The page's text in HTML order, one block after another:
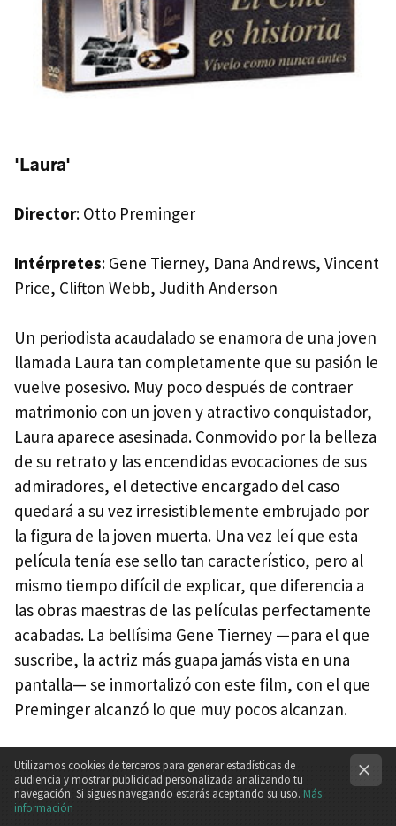
'Laura'
Director: Otto Preminger
Intérpretes: Gene Tierney, Dana Andrews, Vincent
Price, Clifton Webb, Judith Anderson
Un periodista acaudalado se enamora de una joven
llamada Laura tan completamente que su pasión le
vuelve posesivo. Muy poco después de contraer
matrimonio con un joven y atractivo conquistador,
Laura aparece asesinada. Conmovido por la belleza
de su retrato y las encendidas evocaciones de sus
admiradores, el detective encargado del caso
quedará a su vez irresistiblemente embrujado por
la figura de la joven muerta. Una vez leí que esta
película tenía ese sello tan característico, pero al
mismo tiempo difícil de explicar, que diferencia a
las obras maestras de las películas perfectamente
acabadas. La bellísima Gene Tierney —para el que
suscribe, la actriz más guapa jamás vista en una
pantalla— se inmortalizó con este film, con el que
Preminger alcanzó lo que muy pocos alcanzan.
Utilizamos cookies de terceros para generar estadísticas de
audiencia y mostrar publicidad personalizada analizando tu
navegación. Si sigues navegando estarás aceptando su uso. Más
información